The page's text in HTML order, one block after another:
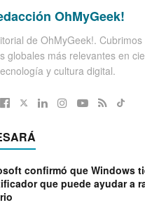
OhMyGeek!
de OhMyGeek!. Cubrimos
globales más relevantes en
y cultura digital.
confirmó que Windows
que puede ayudar a